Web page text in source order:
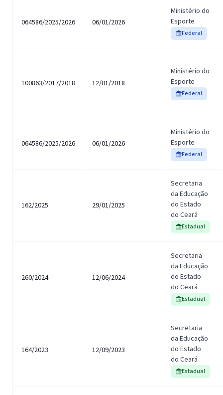
064586/2025/2026 06/01/2026
Ministério do
Esporte
Federal
100863/2017/2018 12/01/2018
Ministério do
Esporte
Federal
064586/2025/2026 06/01/2026
Ministério do
Esporte
Federal
162/2025 29/01/2025
Secretaria
da Educação
do Estado
do Ceará
Estadual
260/2024 12/06/2024
Secretaria
da Educação
do Estado
do Ceará
Estadual
164/2023 12/09/2023
Secretaria
da Educação
do Estado
do Ceará
Estadual